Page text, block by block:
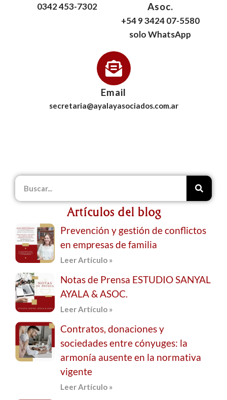
0342 453-7302
Asoc.
+54 9 3424 07-5580
solo WhatsApp
Email
secretaria@ayalayasociados.com.ar
Artículos del blog
Prevención y gestión de conflictos
en empresas de familia
Leer Artículo »
Notas de Prensa ESTUDIO SANYAL
AYALA & ASOC.
Leer Artículo »
Contratos, donaciones y
sociedades entre cónyuges: la
armonía ausente en la normativa
vigente
Leer Artículo »